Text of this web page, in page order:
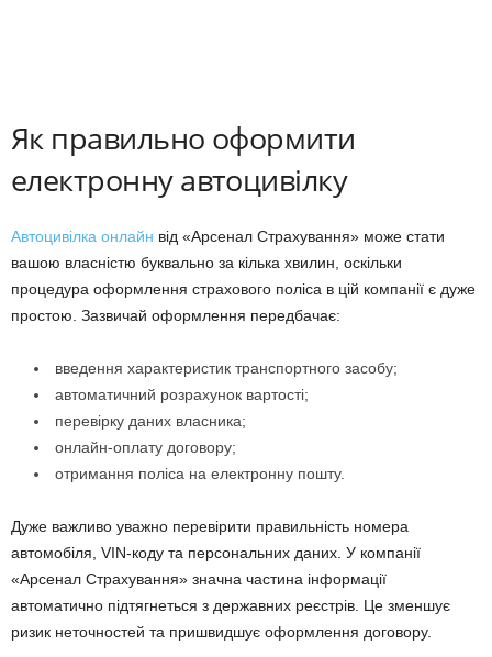
Як правильно оформити
електронну автоцивілку
Автоцивілка онлайн від «Арсенал Страхування» може стати
вашою власністю буквально за кілька хвилин, оскільки
процедура оформлення страхового поліса в цій компанії є дуже
простою. Зазвичай оформлення передбачає:
введення характеристик транспортного засобу;
автоматичний розрахунок вартості;
перевірку даних власника;
онлайн-оплату договору;
отримання поліса на електронну пошту.
Дуже важливо уважно перевірити правильність номера
автомобіля, VIN-коду та персональних даних. У компанії
«Арсенал Страхування» значна частина інформації
автоматично підтягнеться з державних реєстрів. Це зменшує
ризик неточностей та пришвидшує оформлення договору.